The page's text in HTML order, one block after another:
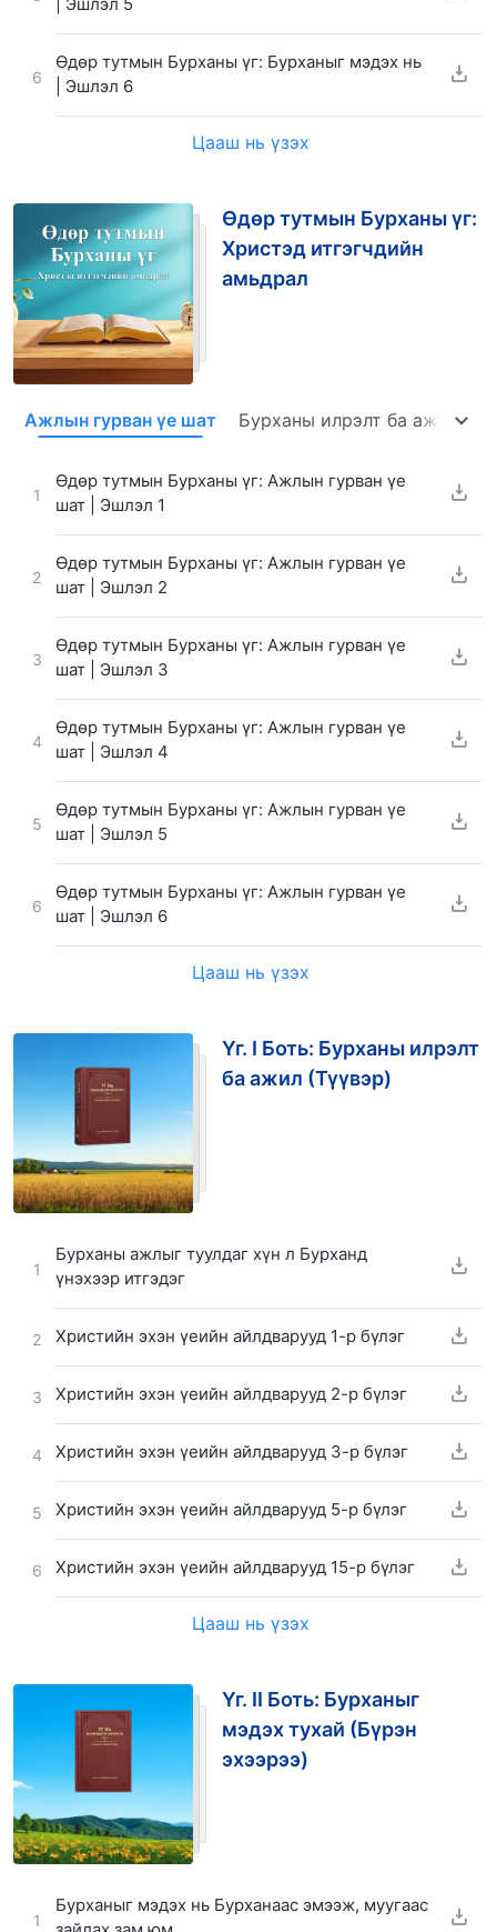
6
Өдөр тутмын Бурханы үг: Бурханыг мэдэх нь
| Эшлэл 6
Цааш нь үзэх
Өдөр тутмын Бурханы үг:
Христэд итгэгчдийн
амьдрал
Ажлын гурван үе шат Бурханы илрэлт ба ажил
1
Өдөр тутмын Бурханы үг: Ажлын гурван үе
шат | Эшлэл 1
2
Өдөр тутмын Бурханы үг: Ажлын гурван үе
шат | Эшлэл 2
3
Өдөр тутмын Бурханы үг: Ажлын гурван үе
шат | Эшлэл 3
4
Өдөр тутмын Бурханы үг: Ажлын гурван үе
шат | Эшлэл 4
5
Өдөр тутмын Бурханы үг: Ажлын гурван үе
шат | Эшлэл 5
6
Өдөр тутмын Бурханы үг: Ажлын гурван үе
шат | Эшлэл 6
Цааш нь үзэх
Үг. I Боть: Бурханы илрэлт
ба ажил (Түүвэр)
1
Бурханы ажлыг туулдаг хүн л Бурханд
үнэхээр итгэдэг
2 Христийн эхэн үеийн айлдварууд 1-р бүлэг
3 Христийн эхэн үеийн айлдварууд 2-р бүлэг
4 Христийн эхэн үеийн айлдварууд 3-р бүлэг
5 Христийн эхэн үеийн айлдварууд 5-р бүлэг
6 Христийн эхэн үеийн айлдварууд 15-р бүлэг
Цааш нь үзэх
Үг. II Боть: Бурханыг
мэдэх тухай (Бүрэн
эхээрээ)
1
Бурханыг мэдэх нь Бурханаас эмээж, муугаас